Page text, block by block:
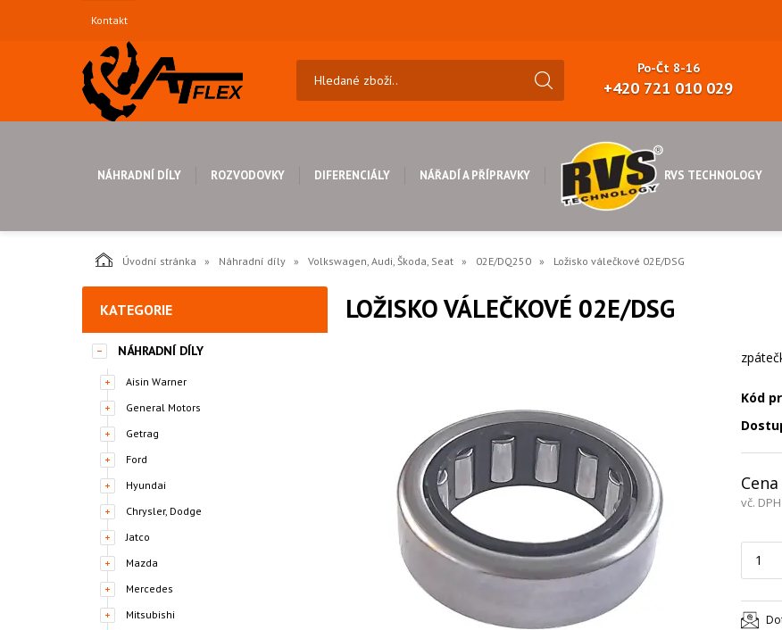
Kontakt
Po-Čt 8-16
+420 721 010 029
NÁHRADNÍ DÍLY ROZVODOVKY DIFERENCIÁLY NÁŘADÍ A PŘÍPRAVKY RVS TECHNOLOGY
Úvodní stránka Náhradní díly Volkswagen, Audi, Škoda, Seat 02E/DQ250 Ložisko válečkové 02E/DSG
KATEGORIE
NÁHRADNÍ DÍLY
Aisin Warner
General Motors
Getrag
Ford
Hyundai
Chrysler, Dodge
Jatco
Mazda
Mercedes
Mitsubishi
LOŽISKO VÁLEČKOVÉ 02E/DSG
Kód
vč. DPH